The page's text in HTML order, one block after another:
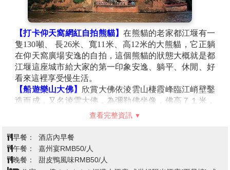
【打卡仰天窩網紅自拍熊貓】在熊貓的老家都江堰有一
隻130噸、 長26米、寬11米、高12米的大熊貓，它正躺
在仰天窩廣場安逸的自拍，這個熊貓的狀態大概就是都
江堰這座城市給大家的第一印象安逸、躺平、休閒、好
看來這裡享受慢生活。
【船遊樂山大佛】 欣賞大佛依淩雲山棲霞峰臨江峭壁鑿
造而成，又名淩雲大佛，為彌勒佛坐像，佛高７１米，
世界最高之大佛。素有「佛是一座山，山是一尊佛之
至今仍安坐於岷江之畔，原因是大佛具有一套設計巧
妙、隱而不見的排水系統，對保護大佛起到了重要的作
用。這些水溝和洞穴，組成了排水、隔溼和通風系統，
防止了大佛的侵蝕性風化。
查看完整資訊
早餐：
酒店內早餐
午餐：
嘉州宴RMB50/人
晚餐：
甜皮鴨風味RMB50/人